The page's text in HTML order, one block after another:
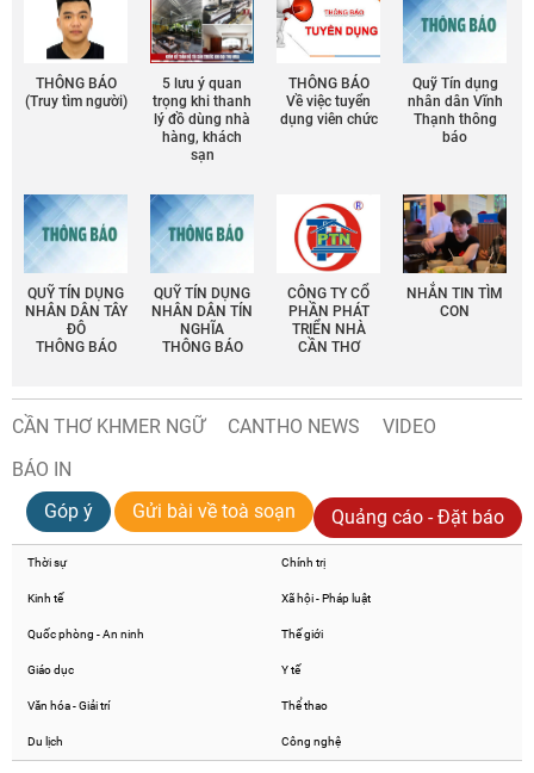
THÔNG BÁO
(Truy tìm người)
5 lưu ý quan
trọng khi thanh
lý đồ dùng nhà
hàng, khách
sạn
THÔNG BÁO
Về việc tuyển
dụng viên chức
Quỹ Tín dụng
nhân dân Vĩnh
Thạnh thông
báo
QUỸ TÍN DỤNG
NHÂN DÂN TÂY
ĐÔ
THÔNG BÁO
QUỸ TÍN DỤNG
NHÂN DÂN TÍN
NGHĨA
THÔNG BÁO
CÔNG TY CỔ
PHẦN PHÁT
TRIỂN NHÀ
CẦN THƠ
NHẮN TIN TÌM
CON
CẦN THƠ KHMER NGỮ CANTHO NEWS
VIDEO
BÁO IN
Góp ý
Gửi bài về toà soạn Quảng cáo - Đặt báo
Thời sự Chính trị
Kinh tế Xã hội - Pháp luật
Quốc phòng - An ninh Thế giới
Giáo dục Y tế
Văn hóa - Giải trí Thể thao
Du lịch Công nghệ